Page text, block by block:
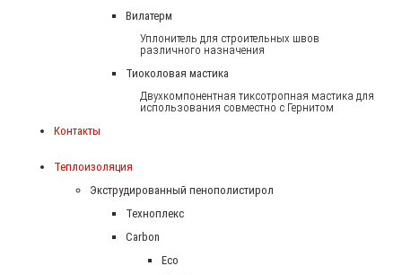
Вилатерм
Уплонитель для строительных швов
различного назначения
Тиоколовая мастика
Двухкомпонентная тиксотропная мастика для
использования совместно с Гернитом
Контакты
Теплоизоляция
Экструдированный пенополистирол
Техноплекс
Carbon
Eco